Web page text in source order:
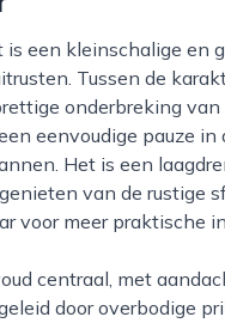
Tussen de
onderbreking van
eenvoudige pauze
Het is een
van de rustige
voor meer praktische
door overbodige